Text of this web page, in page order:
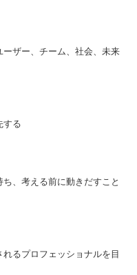
ザー、チーム、社会、未来
する
、考える前に動きだすこと
るプロフェッショナルを目